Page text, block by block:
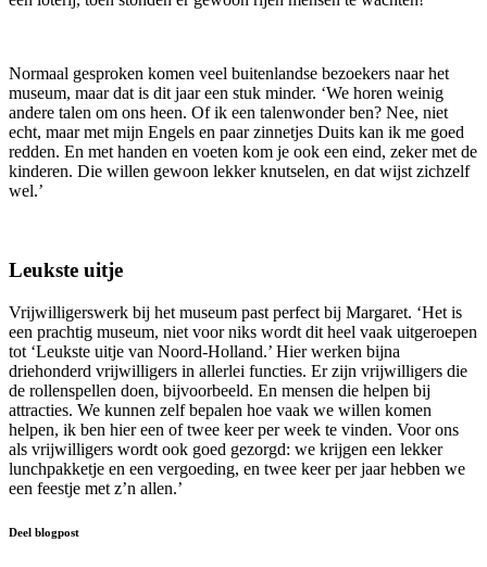
Normaal gesproken komen veel buitenlandse bezoekers naar het
museum, maar dat is dit jaar een stuk minder. ‘We horen weinig
andere talen om ons heen. Of ik een talenwonder ben? Nee, niet
echt, maar met mijn Engels en paar zinnetjes Duits kan ik me goed
redden. En met handen en voeten kom je ook een eind, zeker met de
kinderen. Die willen gewoon lekker knutselen, en dat wijst zichzelf
wel.’
Leukste uitje
Vrijwilligerswerk bij het museum past perfect bij Margaret. ‘Het is
een prachtig museum, niet voor niks wordt dit heel vaak uitgeroepen
tot ‘Leukste uitje van Noord-Holland.’ Hier werken bijna
driehonderd vrijwilligers in allerlei functies. Er zijn vrijwilligers die
de rollenspellen doen, bijvoorbeeld. En mensen die helpen bij
attracties. We kunnen zelf bepalen hoe vaak we willen komen
helpen, ik ben hier een of twee keer per week te vinden. Voor ons
als vrijwilligers wordt ook goed gezorgd: we krijgen een lekker
lunchpakketje en een vergoeding, en twee keer per jaar hebben we
een feestje met z’n allen.’
Deel blogpost